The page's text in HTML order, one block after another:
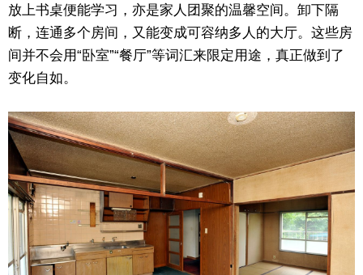
放上书桌便能学习，亦是家人团聚的温馨空间。卸下隔
断，连通多个房间，又能变成可容纳多人的大厅。这些房
间并不会用“卧室”“餐厅”等词汇来限定用途，真正做到了
变化自如。